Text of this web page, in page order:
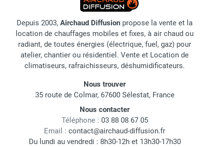
Depuis 2003, Airchaud Diffusion propose la vente et la
location de chauffages mobiles et fixes, à air chaud ou
radiant, de toutes énergies (électrique, fuel, gaz) pour
atelier, chantier ou résidentiel. Vente et Location de
climatiseurs, rafraichisseurs, déshumidificateurs.
Nous trouver
35 route de Colmar, 67600 Sélestat, France
Nous contacter
Téléphone : 03 88 08 67 05
Email : contact@airchaud-diffusion.fr
Du lundi au vendredi : 8h30-12h et 13h30-17h30